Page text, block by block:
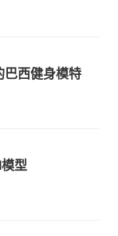
巴西健身模特
型